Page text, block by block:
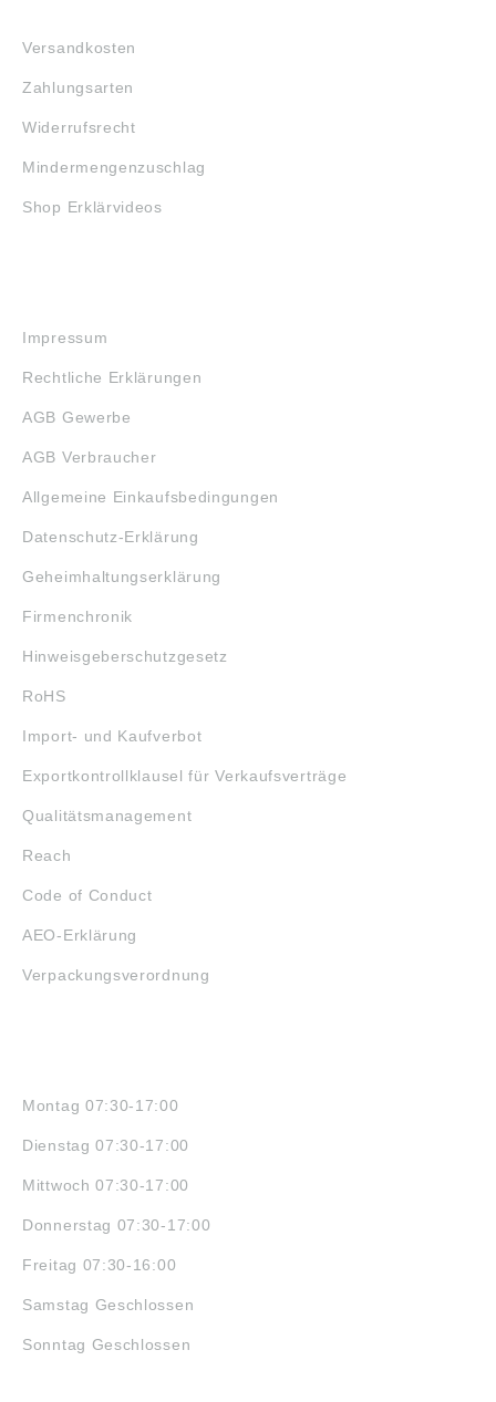
Versandkosten
Zahlungsarten
Widerrufsrecht
Mindermengenzuschlag
Shop Erklärvideos
Impressum
Rechtliche Erklärungen
AGB Gewerbe
AGB Verbraucher
Allgemeine Einkaufsbedingungen
Datenschutz-Erklärung
Geheimhaltungserklärung
Firmenchronik
Hinweisgeberschutzgesetz
RoHS
Import- und Kaufverbot
Exportkontrollklausel für Verkaufsverträge
Qualitätsmanagement
Reach
Code of Conduct
AEO-Erklärung
Verpackungsverordnung
Montag 07:30-17:00
Dienstag 07:30-17:00
Mittwoch 07:30-17:00
Donnerstag 07:30-17:00
Freitag 07:30-16:00
Samstag Geschlossen
Sonntag Geschlossen